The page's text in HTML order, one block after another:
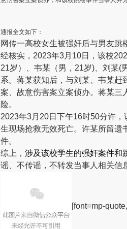
通报全文如下：
网传一高校女生被强奸后与男友跳
经核实，2023年3月10日，该校
21岁）、韦某（男，21岁)、刘某(
系。蒋某获知后，与刘某、韦某
案、故意伤害案立案侦办。蒋某三
险。
2023年3月20日下午16时50分许
生现场抢救无效死亡。许某所留遗
件。
综上， 涉及该校学生的强奸案件和
谣、不传谣，不转发当事人相关信
[font=mp-